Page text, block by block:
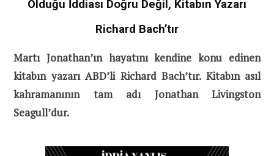
Olduğu İddiası Doğru Değil, Kitabın Yazarı
Richard Bach’tır
Martı Jonathan’ın hayatını kendine konu edinen
kitabın yazarı ABD’li Richard Bach’tır. Kitabın asıl
kahramanının tam adı Jonathan Livingston
Seagull’dur.